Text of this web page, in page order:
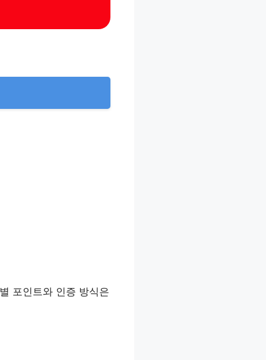
포인트와 인증 방식은